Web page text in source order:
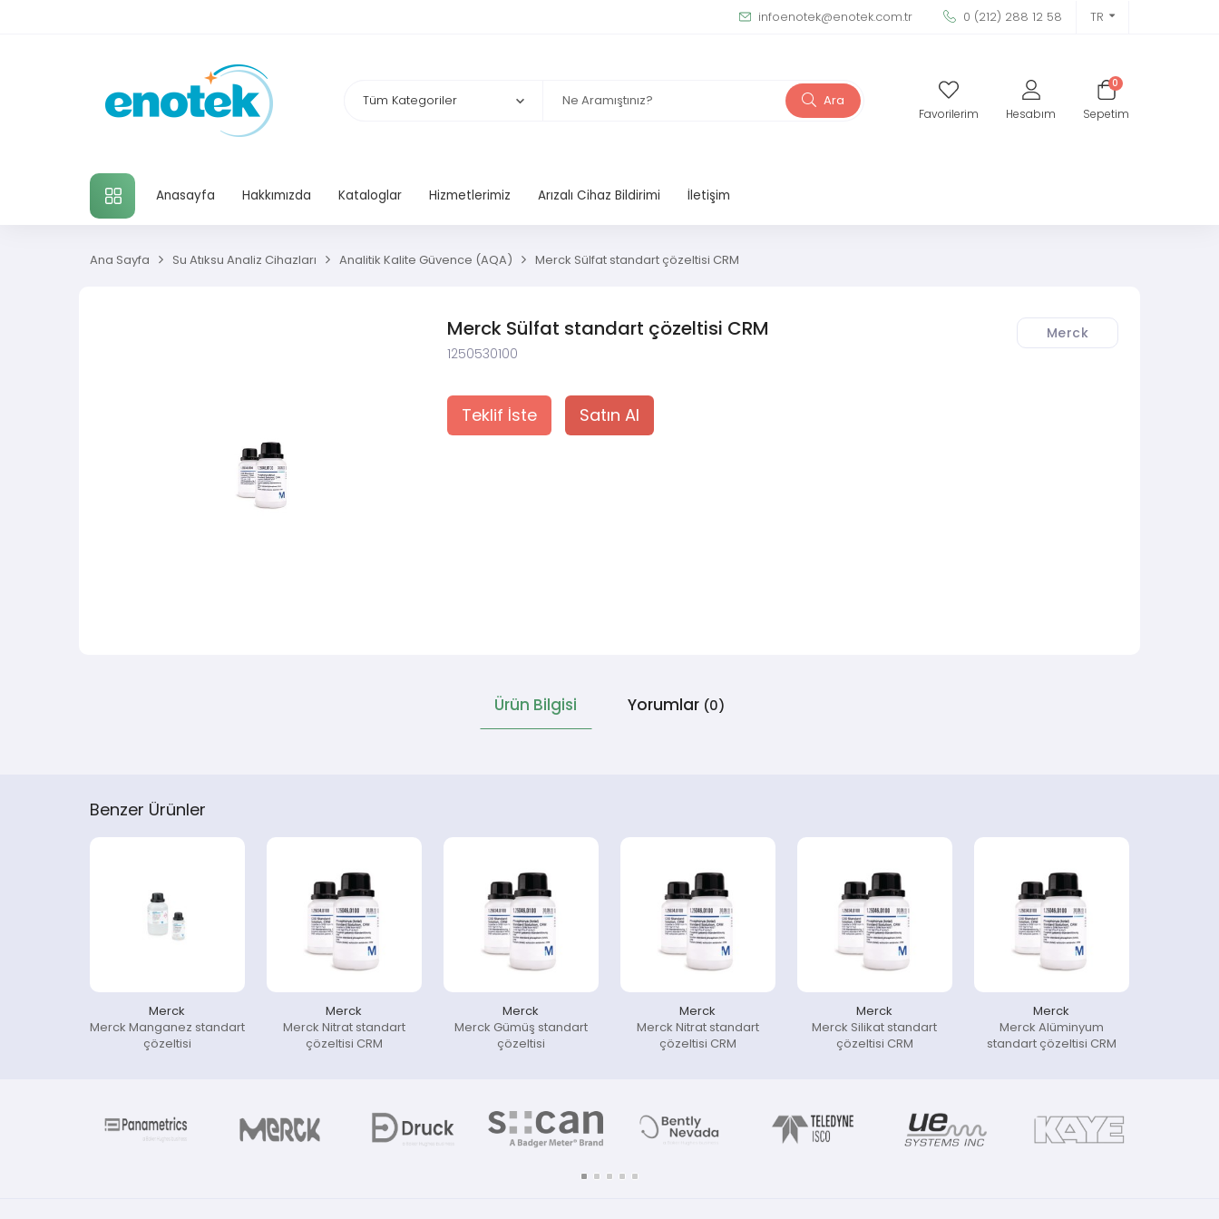
infoenotek@enotek.com.tr 0 (212) 288 12 58 TR
Favorilerim Hesabım
0
Sepetim
Ara
TÜM KATEGORILER
Anasayfa Hakkımızda Kataloglar Hizmetlerimiz Arızalı Cihaz Bildirimi İletişim
Ana Sayfa Su Atıksu Analiz Cihazları Analitik Kalite Güvence (AQA) Merck Sülfat standart çözeltisi CRM
Merck
Merck Sülfat standart çözeltisi CRM
1250530100
Teklif İste Satın Al
Ürün Bilgisi Yorumlar (0)
Benzer Ürünler
Merck
Merck Manganez standart
çözeltisi
Merck
Merck Nitrat standart
çözeltisi CRM
Merck
Merck Gümüş standart
çözeltisi
Merck
Merck Nitrat standart
çözeltisi CRM
Merck
Merck Silikat standart
çözeltisi CRM
Merck
Merck Alüminyum
standart çözeltisi CRM